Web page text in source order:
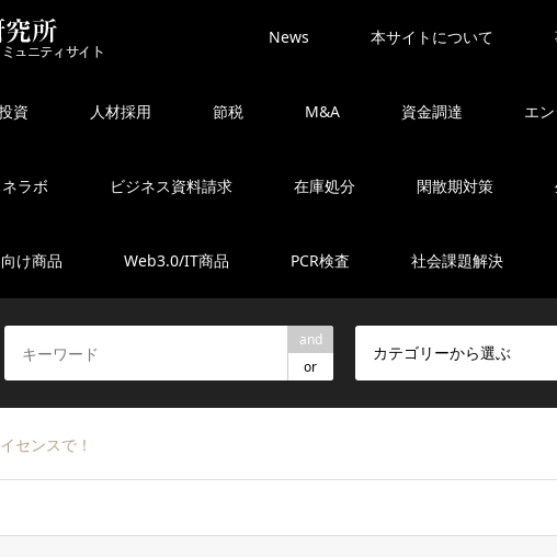
News 本サイトについて
資 人材採用 節税 M&A 資金調達 エ
ネラボ ビジネス資料請求 在庫処分 閑散期対策
け商品 Web3.0/IT商品 PCR検査 社会課題解決
and
or
カテゴリーから選ぶ
センスで！